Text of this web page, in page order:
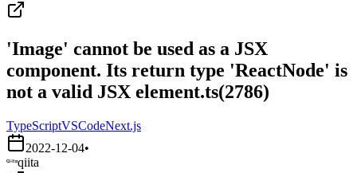
'Image' cannot be used as a JSX
component. Its return type 'ReactNode' is
not a valid JSX element.ts(2786)
TypeScriptVSCodeNext.js
2022-12-04•
qiita